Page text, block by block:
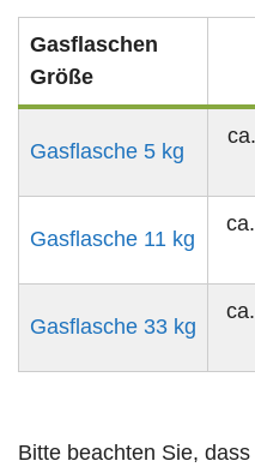
Gasflaschen
Größe
Gasflasche 5 kg
Gasflasche 11 kg
Gasflasche 33 kg
Bitte beachten Sie,